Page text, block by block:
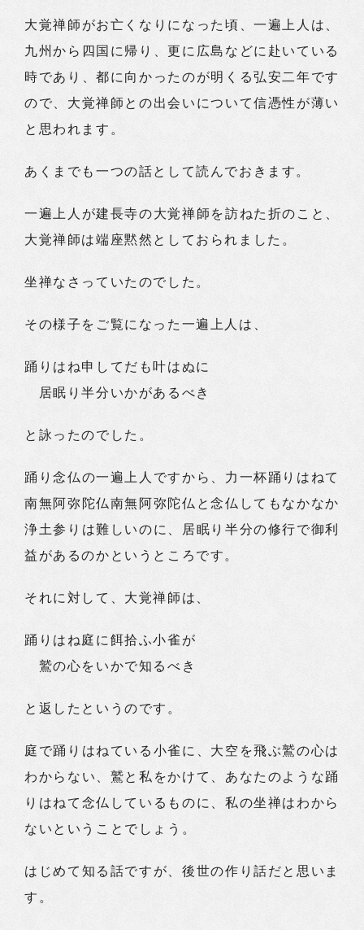
大覚禅師がお亡くなりになった頃、一遍上人は、
九州から四国に帰り、更に広島などに赴いている
時であり、都に向かったのが明くる弘安二年です
ので、大覚禅師との出会いについて信憑性が薄い
と思われます。
あくまでも一つの話として読んでおきます。
一遍上人が建長寺の大覚禅師を訪ねた折のこと、
大覚禅師は端座黙然としておられました。
坐禅なさっていたのでした。
その様子をご覧になった一遍上人は、
踊りはね申してだも叶はぬに
居眠り半分いかがあるべき
と詠ったのでした。
踊り念仏の一遍上人ですから、力一杯踊りはねて
南無阿弥陀仏南無阿弥陀仏と念仏してもなかなか
浄土参りは難しいのに、居眠り半分の修行で御利
益があるのかというところです。
それに対して、大覚禅師は、
踊りはね庭に餌拾ふ小雀が
鷲の心をいかで知るべき
と返したというのです。
庭で踊りはねている小雀に、大空を飛ぶ鷲の心は
わからない、鷲と私をかけて、あなたのような踊
りはねて念仏しているものに、私の坐禅はわから
ないということでしょう。
はじめて知る話ですが、後世の作り話だと思いま
す。